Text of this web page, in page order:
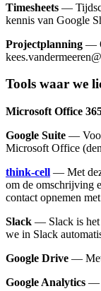
Timesheets —
kennis van Google
Projectplanning —
Tools waar we
Microsoft Office
Google Suite — Voor
Microsoft Office
think-cell — Met
om de omschrijving
contact opnemen
Slack — Slack is het
we in Slack
Google Drive — Met
Google Analytics —